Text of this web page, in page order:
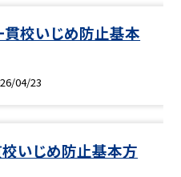
校いじめ防止基本
04/23
いじめ防止基本方